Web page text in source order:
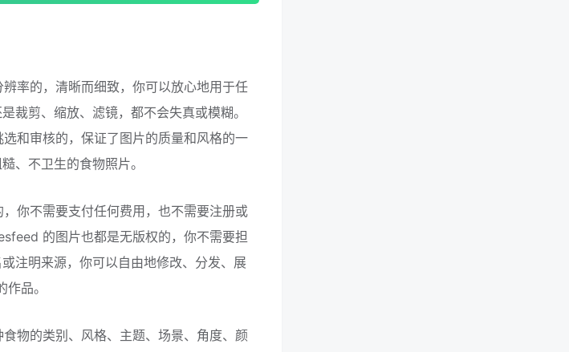
率的，清晰而细致，你可以放心地用于任
裁剪、缩放、滤镜，都不会失真或模糊。
和审核的，保证了图片的质量和风格的一
、不卫生的食物照片。
你不需要支付任何费用，也不需要注册或
的图片也都是无版权的，你不需要担
注明来源，你可以自由地修改、分发、展
品。
物的类别、风格、主题、场景、角度、颜